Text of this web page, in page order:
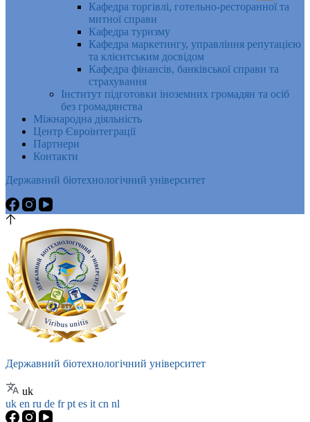
Кафедра торгівлі, готельно-ресторанної та
митної справи
Кафедра туризму
Кафедра маркетингу, управління репутацією
та клієнтським досвідом
Кафедра фінансів, банківської справи та
страхування
Інститут підготовки іноземних громадян та осіб
без громадянства
Міжнародна діяльність
Центр Євроінтеграції
Партнери
Контакти
Державний біотехнологічний університет
Державний біотехнологічний університет
uk
uk en ru de frpt es it cn nl